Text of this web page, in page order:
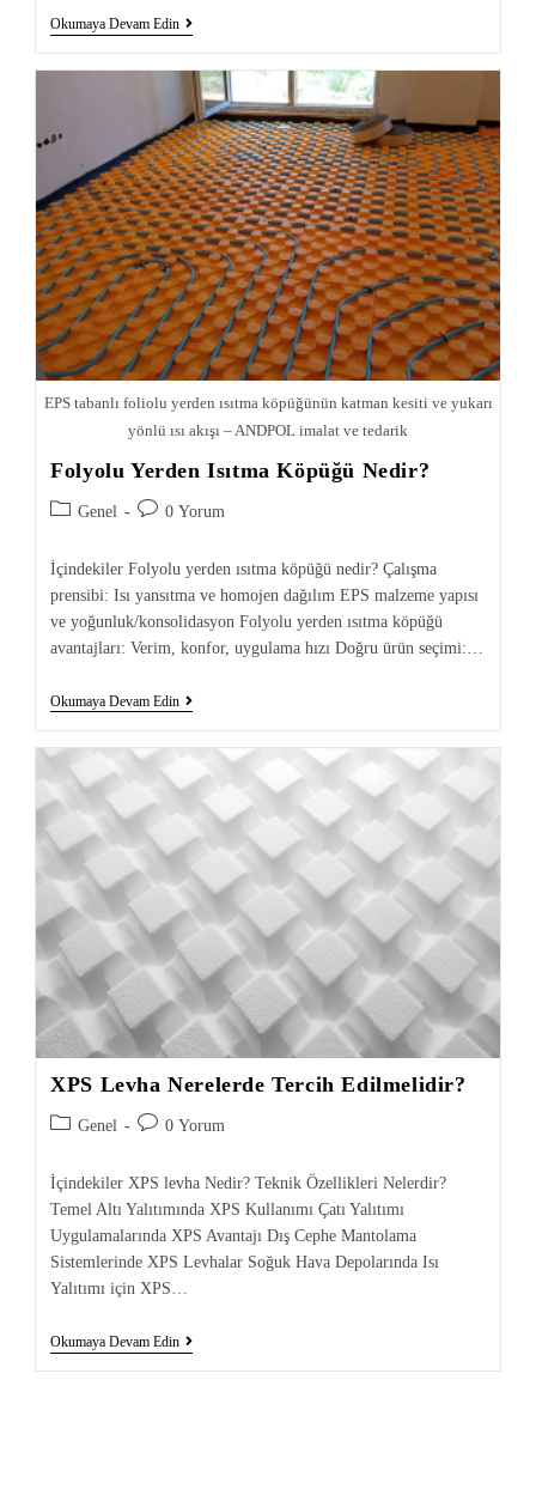
Okumaya Devam Edin
EPS tabanlı foliolu yerden ısıtma köpüğünün katman kesiti ve yukarı
yönlü ısı akışı – ANDPOL imalat ve tedarik
Folyolu Yerden Isıtma Köpüğü Nedir?
Genel 0 Yorum
İçindekiler Folyolu yerden ısıtma köpüğü nedir? Çalışma
prensibi: Isı yansıtma ve homojen dağılım EPS malzeme yapısı
ve yoğunluk/konsolidasyon Folyolu yerden ısıtma köpüğü
avantajları: Verim, konfor, uygulama hızı Doğru ürün seçimi:…
Okumaya Devam Edin
XPS Levha Nerelerde Tercih Edilmelidir?
Genel 0 Yorum
İçindekiler XPS levha Nedir? Teknik Özellikleri Nelerdir?
Temel Altı Yalıtımında XPS Kullanımı Çatı Yalıtımı
Uygulamalarında XPS Avantajı Dış Cephe Mantolama
Sistemlerinde XPS Levhalar Soğuk Hava Depolarında Isı
Yalıtımı için XPS…
Okumaya Devam Edin